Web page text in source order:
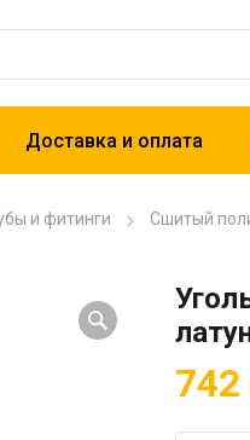
Доставка и оплата
и фитинги Сшитый
742